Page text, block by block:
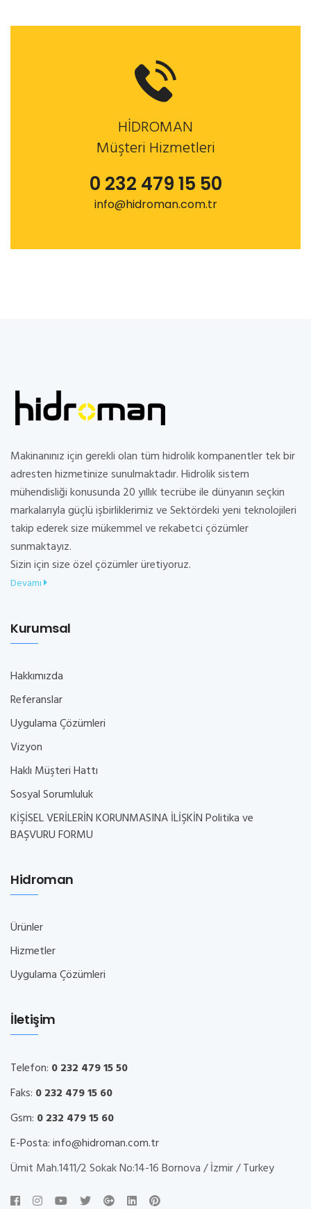
HİDROMAN
Müşteri Hizmetleri
0 232 479 15 50
info@hidroman.com.tr
Makinanınız için gerekli olan tüm hidrolik kompanentler tek bir
adresten hizmetinize sunulmaktadır. Hidrolik sistem
mühendisliği konusunda 20 yıllık tecrübe ile dünyanın seçkin
markalarıyla güçlü işbirliklerimiz ve Sektördeki yeni teknolojileri
takip ederek size mükemmel ve rekabetci çözümler
sunmaktayız.
Sizin için size özel çözümler üretiyoruz.
Devamı
Kurumsal
Hakkımızda
Referanslar
Uygulama Çözümleri
Vizyon
Haklı Müşteri Hattı
Sosyal Sorumluluk
KİŞİSEL VERİLERİN KORUNMASINA İLİŞKİN Politika ve
BAŞVURU FORMU
Hidroman
Ürünler
Hizmetler
Uygulama Çözümleri
İletişim
Telefon: 0 232 479 15 50
Faks: 0 232 479 15 60
Gsm: 0 232 479 15 60
E-Posta:info@hidroman.com.tr
Ümit Mah.1411/2 Sokak No:14-16 Bornova / İzmir / Turkey